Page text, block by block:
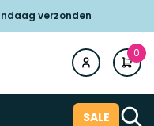
verzonden
0
SALE